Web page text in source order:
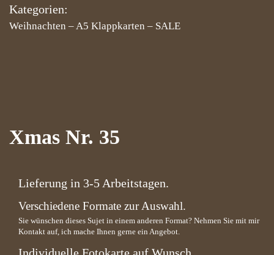
Kategorien:
Weihnachten –A5 Klappkarten – SALE
Xmas Nr. 35
Lieferung in 3-5 Arbeitstagen.
Verschiedene Formate zur Auswahl.
Sie wünschen dieses Sujet in einem anderen Format? Nehmen Sie mit mir
Kontakt auf, ich mache Ihnen gerne ein Angebot.